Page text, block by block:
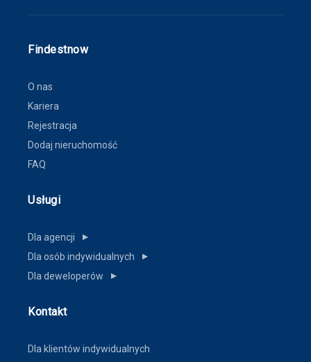
Findestnow
O nas
Kariera
Rejestracja
Dodaj nieruchomość
FAQ
Usługi
Dla agencji ▼
Dla osób indywidualnych ▼
Dla deweloperów ▼
Kontakt
Dla klientów indywidualnych